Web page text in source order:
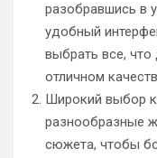
разобравшись в
удобный
выбрать все,
отличном
Широкий выбор
разнообразные
сюжета, чтобы